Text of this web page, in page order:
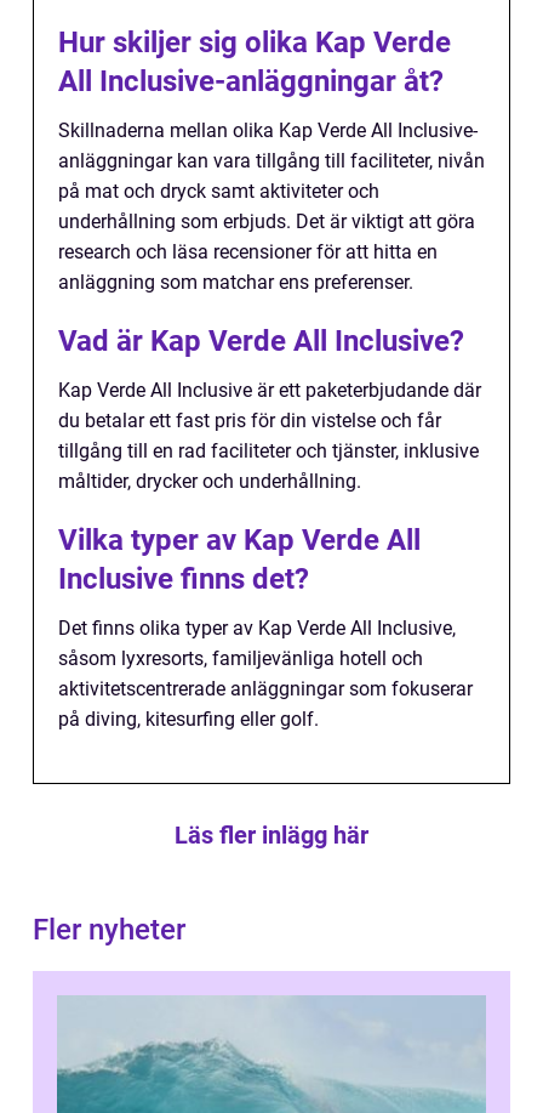
Hur skiljer sig olika Kap Verde
All Inclusive-anläggningar åt?
Skillnaderna mellan olika Kap Verde All Inclusive-
anläggningar kan vara tillgång till faciliteter, nivån
på mat och dryck samt aktiviteter och
underhållning som erbjuds. Det är viktigt att göra
research och läsa recensioner för att hitta en
anläggning som matchar ens preferenser.
Vad är Kap Verde All Inclusive?
Kap Verde All Inclusive är ett paketerbjudande där
du betalar ett fast pris för din vistelse och får
tillgång till en rad faciliteter och tjänster, inklusive
måltider, drycker och underhållning.
Vilka typer av Kap Verde All
Inclusive finns det?
Det finns olika typer av Kap Verde All Inclusive,
såsom lyxresorts, familjevänliga hotell och
aktivitetscentrerade anläggningar som fokuserar
på diving, kitesurfing eller golf.
Läs fler inlägg här
Fler nyheter